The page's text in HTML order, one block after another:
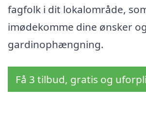
fagfolk i dit lokalområde,
imødekomme dine ønsker
gardinophængning.
Få 3 tilbud, gratis og